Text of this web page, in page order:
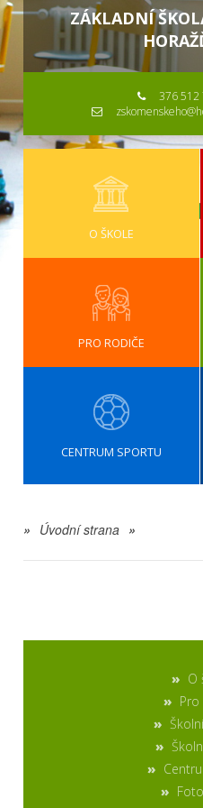
ZÁKLADNÍ
376 512
O ŠKOLE
PRO RODIČE
CENTRUM SPORTU
» Úvodní strana »
O